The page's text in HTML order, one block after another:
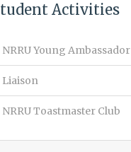
Activities
NRRU Young Ambassador
Liaison
NRRU Toastmaster Club